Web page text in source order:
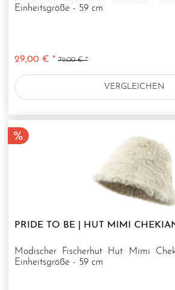
Einheitsgröße - 59 cm
29,00 € * 79,00 € *
VERGLEICHEN
PRIDE TO BE | HUT MIMI
Modischer Fischerhut Hut Mimi
Einheitsgröße - 59 cm